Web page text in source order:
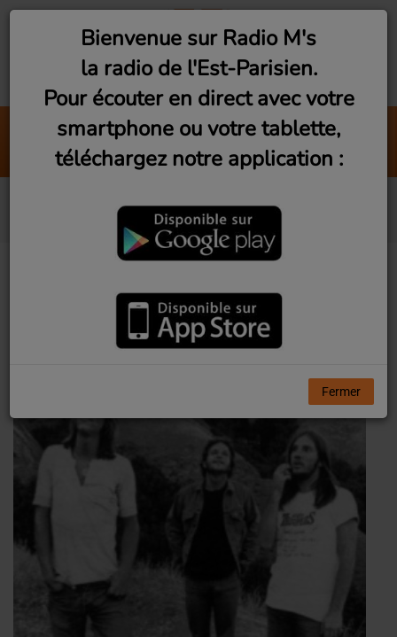
Wanna Be Startin' Somethin'
Michael Jackson
America
Bienvenue sur Radio M's
la radio de l'Est-Parisien.
Pour écouter en direct avec votre
smartphone ou votre tablette,
téléchargez notre application :
Fermer